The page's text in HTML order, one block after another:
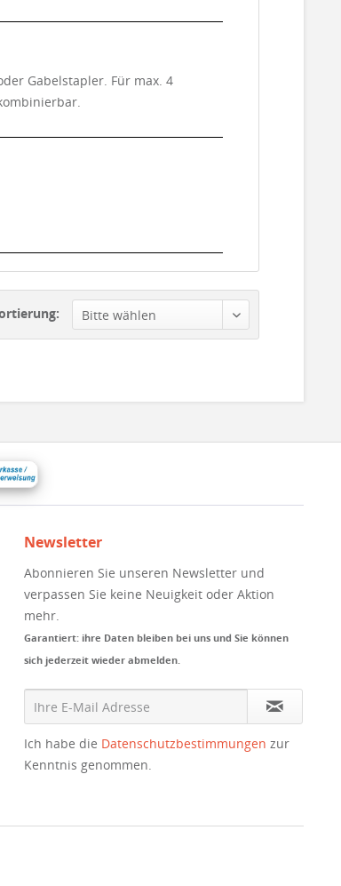
Gabelstapler. Für max. 4
Newsletter
Abonnieren Sie unseren Newsletter und
verpassen Sie keine Neuigkeit oder Aktion
mehr.
Garantiert: ihre Daten bleiben bei uns und Sie können
sich jederzeit wieder abmelden.
Ich habe die Datenschutzbestimmungen zur
Kenntnis genommen.